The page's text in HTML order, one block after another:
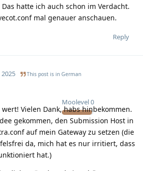
hatte ich auch schon im Verdacht.
mal genauer anschauen.
Reply
Moolevel0
This post is in German
Vielen Dank, habs hinbekommen.
gekommen, den Submission Host in
auf mein Gateway zu setzen (die
da, mich hat es nur irritiert, dass
hat.)